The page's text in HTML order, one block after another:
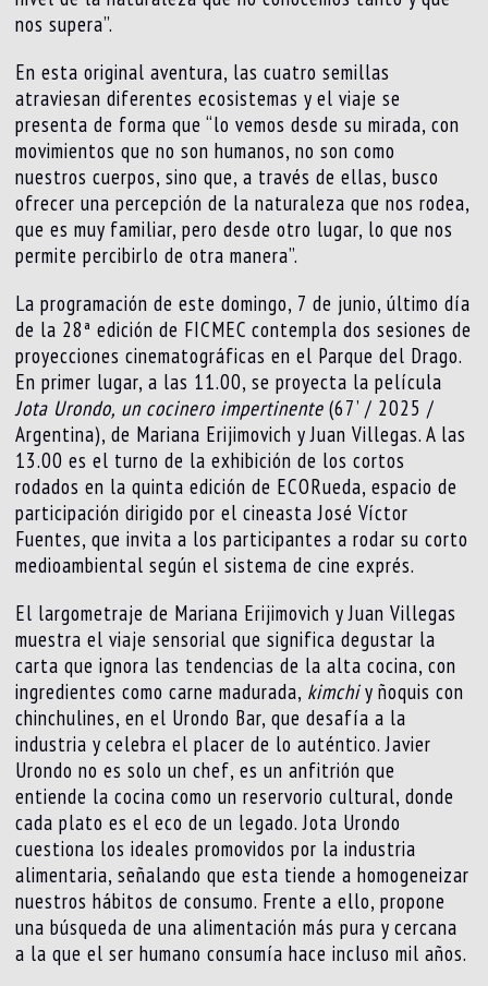
nos supera”.
En esta original aventura, las cuatro semillas
atraviesan diferentes ecosistemas y el viaje se
presenta de forma que “lo vemos desde su mirada, con
movimientos que no son humanos, no son como
nuestros cuerpos, sino que, a través de ellas, busco
ofrecer una percepción de la naturaleza que nos rodea,
que es muy familiar, pero desde otro lugar, lo que nos
permite percibirlo de otra manera”.
La programación de este domingo, 7 de junio, último día
de la 28ª edición de FICMEC contempla dos sesiones de
proyecciones cinematográficas en el Parque del Drago.
En primer lugar, a las 11.00, se proyecta la película
Jota Urondo, un cocinero impertinente (67’ / 2025 /
Argentina), de Mariana Erijimovich y Juan Villegas. A las
13.00 es el turno de la exhibición de los cortos
rodados en la quinta edición de ECORueda, espacio de
participación dirigido por el cineasta José Víctor
Fuentes, que invita a los participantes a rodar su corto
medioambiental según el sistema de cine exprés.
El largometraje de Mariana Erijimovich y Juan Villegas
muestra el viaje sensorial que significa degustar la
carta que ignora las tendencias de la alta cocina, con
ingredientes como carne madurada, kimchiy ñoquis con
chinchulines, en el Urondo Bar, que desafía a la
industria y celebra el placer de lo auténtico. Javier
Urondo no es solo un chef, es un anfitrión que
entiende la cocina como un reservorio cultural, donde
cada plato es el eco de un legado. Jota Urondo
cuestiona los ideales promovidos por la industria
alimentaria, señalando que esta tiende a homogeneizar
nuestros hábitos de consumo. Frente a ello, propone
una búsqueda de una alimentación más pura y cercana
a la que el ser humano consumía hace incluso mil años.